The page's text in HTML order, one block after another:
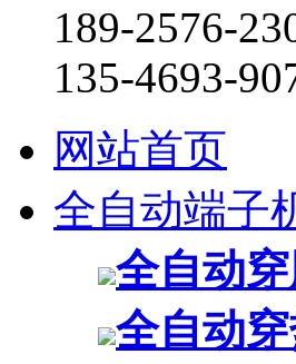
189-2576-
135-4693-
网站首页
全自动端子
全自动
全自动